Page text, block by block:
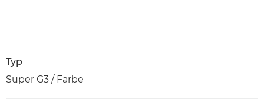
Typ
Super G3 / Farbe